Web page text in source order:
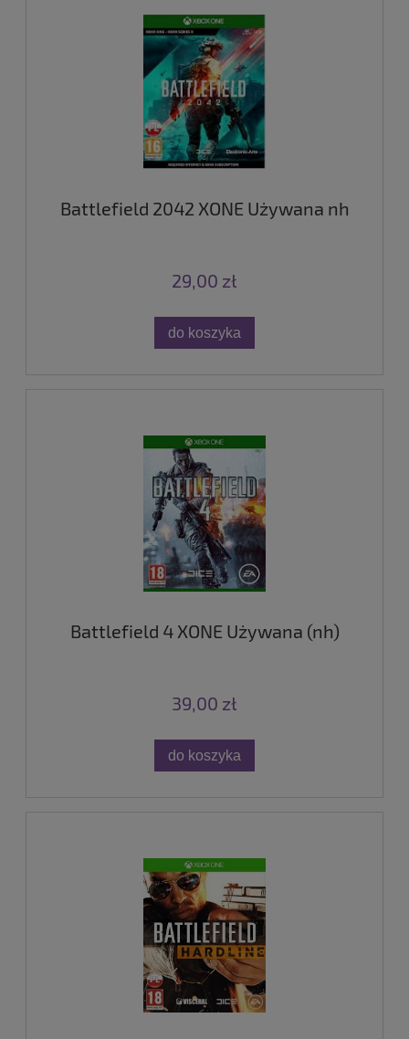
Battlefield 2042 XONE Używana nh
29,00 zł
do koszyka
Battlefield 4 XONE Używana (nh)
39,00 zł
do koszyka